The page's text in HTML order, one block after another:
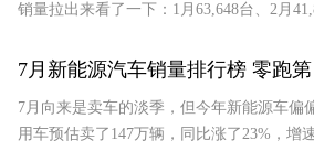
销量拉出来看了一下：1月63,648台、2月
7月新能源汽车销量排行榜 零跑
7月向来是卖车的淡季，但今年新能源车
用车预估卖了147万辆，同比涨了23%，增